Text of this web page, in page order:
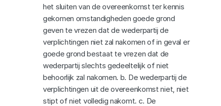
het sluiten van de overeenkomst ter kennis
gekomen omstandigheden goede grond
geven te vrezen dat de wederpartij de
verplichtingen niet zal nakomen of in geval er
goede grond bestaat te vrezen dat de
wederpartij slechts gedeeltelijk of niet
behoorlijk zal nakomen. b. De wederpartij de
verplichtingen uit de overeenkomst niet, niet
stipt of niet volledig nakomt. c. De